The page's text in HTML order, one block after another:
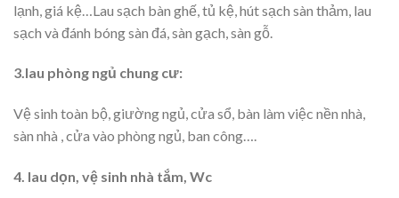
lạnh, giá kệ…Lau sạch bàn ghế, tủ kệ, hút sạch sàn thảm, lau
sạch và đánh bóng sàn đá, sàn gạch, sàn gỗ.
3.lau phòng ngủ chung cư:
Vệ sinh toàn bộ, giường ngủ, cửa sổ, bàn làm việc nền nhà,
sàn nhà , cửa vào phòng ngủ, ban công….
4. lau dọn, vệ sinh nhà tắm, Wc